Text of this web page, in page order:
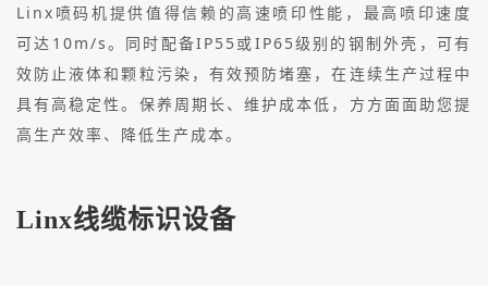
Linx喷码机提供值得信赖的高速喷印性能，最高喷印速度
可达10m/s。同时配备IP55或IP65级别的钢制外壳，可有
效防止液体和颗粒污染，有效预防堵塞，在连续生产过程中
具有高稳定性。保养周期长、维护成本低，方方面面助您提
高生产效率、降低生产成本。
Linx线缆标识设备